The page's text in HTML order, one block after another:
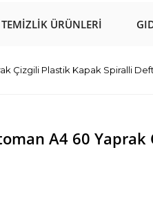
TEMIZLIK ÜRÜNLERI
Çizgili Plastik Kapak Spiralli
A4 60